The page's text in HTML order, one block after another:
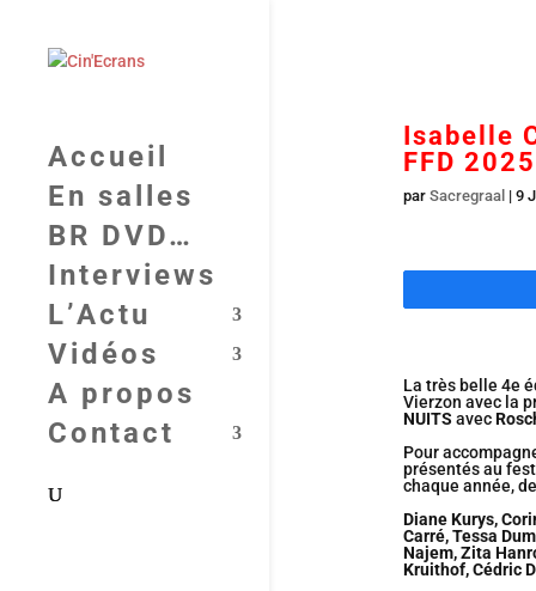
Accueil
En salles
BR DVD…
Interviews
L’Actu
Vidéos
A propos
Contact
Isabelle
FFD 2025
par Sacregraal | 9
La très belle 4e
Vierzon avec la
NUITS avec
Pour
présentés au
chaque année,
Diane Kurys,
Carré, Tessa
Najem, Zita
Kruithof, Cédric